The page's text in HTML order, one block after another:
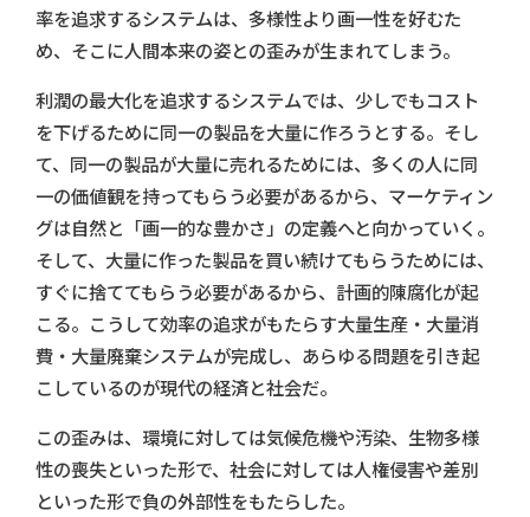
率を追求するシステムは、多様性より画一性を好むた
め、そこに人間本来の姿との歪みが生まれてしまう。
利潤の最大化を追求するシステムでは、少しでもコスト
を下げるために同一の製品を大量に作ろうとする。そし
て、同一の製品が大量に売れるためには、多くの人に同
一の価値観を持ってもらう必要があるから、マーケティン
グは自然と「画一的な豊かさ」の定義へと向かっていく。
そして、大量に作った製品を買い続けてもらうためには、
すぐに捨ててもらう必要があるから、計画的陳腐化が起
こる。こうして効率の追求がもたらす大量生産・大量消
費・大量廃棄システムが完成し、あらゆる問題を引き起
こしているのが現代の経済と社会だ。
この歪みは、環境に対しては気候危機や汚染、生物多様
性の喪失といった形で、社会に対しては人権侵害や差別
といった形で負の外部性をもたらした。